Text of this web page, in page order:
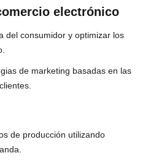
electrónico
del consumidor y optimizar los
de marketing basadas en las
de producción utilizando